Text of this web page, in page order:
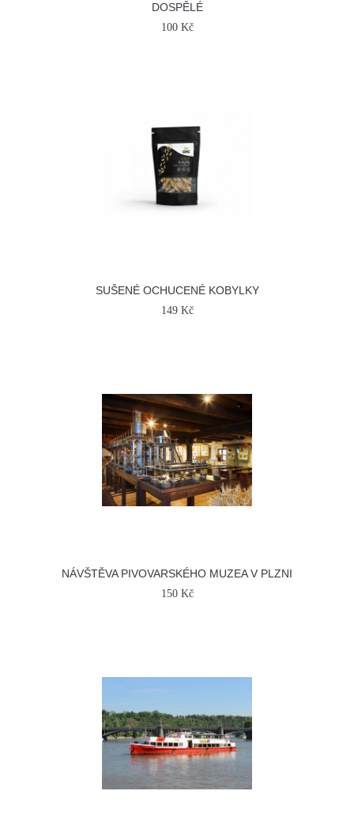
DOSPĚLÉ
100 Kč
SUŠENÉ OCHUCENÉ KOBYLKY
149 Kč
NÁVŠTĚVA PIVOVARSKÉHO MUZEA V PLZNI
150 Kč